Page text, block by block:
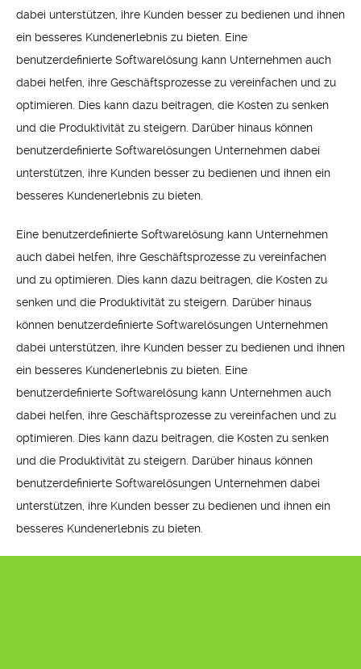
dabei unterstützen, ihre Kunden besser zu bedienen und ihnen
ein besseres Kundenerlebnis zu bieten. Eine
benutzerdefinierte Softwarelösung kann Unternehmen auch
dabei helfen, ihre Geschäftsprozesse zu vereinfachen und zu
optimieren. Dies kann dazu beitragen, die Kosten zu senken
und die Produktivität zu steigern. Darüber hinaus können
benutzerdefinierte Softwarelösungen Unternehmen dabei
unterstützen, ihre Kunden besser zu bedienen und ihnen ein
besseres Kundenerlebnis zu bieten.
Eine benutzerdefinierte Softwarelösung kann Unternehmen
auch dabei helfen, ihre Geschäftsprozesse zu vereinfachen
und zu optimieren. Dies kann dazu beitragen, die Kosten zu
senken und die Produktivität zu steigern. Darüber hinaus
können benutzerdefinierte Softwarelösungen Unternehmen
dabei unterstützen, ihre Kunden besser zu bedienen und ihnen
ein besseres Kundenerlebnis zu bieten. Eine
benutzerdefinierte Softwarelösung kann Unternehmen auch
dabei helfen, ihre Geschäftsprozesse zu vereinfachen und zu
optimieren. Dies kann dazu beitragen, die Kosten zu senken
und die Produktivität zu steigern. Darüber hinaus können
benutzerdefinierte Softwarelösungen Unternehmen dabei
unterstützen, ihre Kunden besser zu bedienen und ihnen ein
besseres Kundenerlebnis zu bieten.